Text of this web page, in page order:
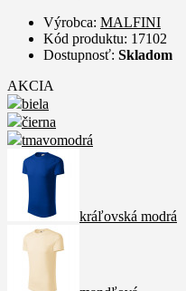
Výrobca: MALFINI
Kód produktu: 17102
Dostupnosť: Skladom
AKCIA
biela
čierna
tmavomodrá
kráľovská modrá